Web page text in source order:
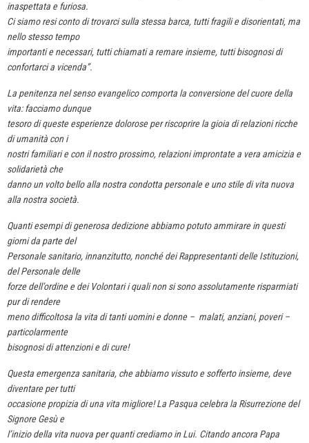
inaspettata e furiosa.
Ci siamo resi conto di trovarci sulla stessa barca, tutti fragili e disorientati, ma
nello stesso tempo
importanti e necessari, tutti chiamati a remare insieme, tutti bisognosi di
confortarci a vicenda”.
La penitenza nel senso evangelico comporta la conversione del cuore della
vita: facciamo dunque
tesoro di queste esperienze dolorose per riscoprire la gioia di relazioni ricche
di umanità con i
nostri familiari e con il nostro prossimo, relazioni improntate a vera amicizia e
solidarietà che
danno un volto bello alla nostra condotta personale e uno stile di vita nuova
alla nostra società.
Quanti esempi di generosa dedizione abbiamo potuto ammirare in questi
giorni da parte del
Personale sanitario, innanzitutto, nonché dei Rappresentanti delle Istituzioni,
del Personale delle
forze dell’ordine e dei Volontari i quali non si sono assolutamente risparmiati
pur di rendere
meno difficoltosa la vita di tanti uomini e donne – malati, anziani, poveri –
particolarmente
bisognosi di attenzioni e di cure!
Questa emergenza sanitaria, che abbiamo vissuto e sofferto insieme, deve
diventare per tutti
occasione propizia di una vita migliore!La Pasqua celebra la Risurrezione del
Signore Gesù e
l’inizio della vita nuova per quanti crediamoin Lui. Citando ancora Papa